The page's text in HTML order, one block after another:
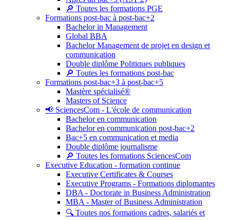
🔎 Toutes les formations PGE
Formations post-bac à post-bac+2
Bachelor in Management
Global BBA
Bachelor Management de projet en design et
communication
Double diplôme Politiques publiques
🔎 Toutes les formations post-bac
Formations post-bac+3 à post-bac+5
Mastère spécialisé®
Masters of Science
📢 SciencesCom - L'école de communication
Bachelor en communication
Bachelor en communication post-bac+2
Bac+5 en communication et media
Double diplôme journalisme
🔎 Toutes les formations SciencesCom
Executive Education - formation continue
Executive Certificates & Courses
Executive Programs - Formations diplomantes
DBA - Doctorate in Business Administration
MBA - Master of Business Administration
🔍 Toutes nos formations cadres, salariés et